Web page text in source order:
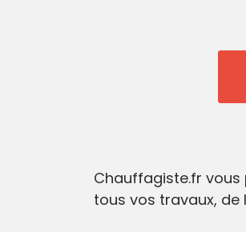
Chauffagiste.fr vous
tous vos travaux,